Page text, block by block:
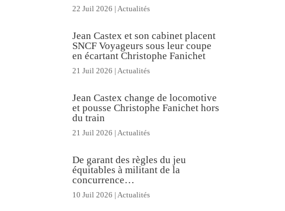
22 Juil 2026 | Actualités
Jean Castex et son cabinet placent
SNCF Voyageurs sous leur coupe
en écartant Christophe Fanichet
21 Juil 2026 | Actualités
Jean Castex change de locomotive
et pousse Christophe Fanichet hors
du train
21 Juil 2026 | Actualités
De garant des règles du jeu
équitables à militant de la
concurrence…
10 Juil 2026 | Actualités